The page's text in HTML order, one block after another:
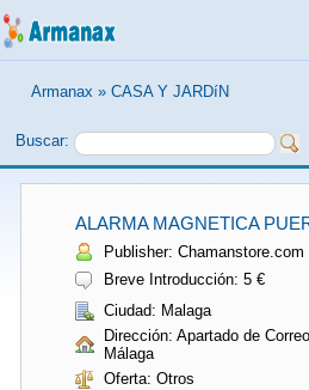
Armanax » CASA Y JARDíN
Buscar:
ALARMA MAGNETICA
Publisher: Chamanstore.com
Breve Introducción: 5 €
Ciudad: Malaga
Dirección: Apartado de
Málaga
Oferta: Otros